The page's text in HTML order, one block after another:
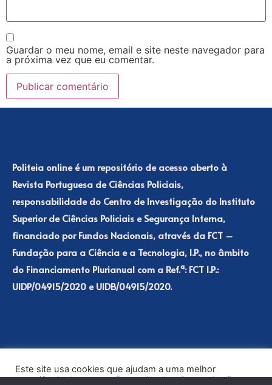
Guardar o meu nome, email e site neste navegador para
a próxima vez que eu comentar.
Politeia online é um repositório de acesso aberto à
Revista Portuguesa de Ciências Policiais,
responsabilidade do Centro de Investigação do Instituto
Superior de Ciências Policiais e Segurança Interna,
financiado por Fundos Nacionais, através da FCT –
Fundação para a Ciência e a Tecnologia, I.P., no âmbito
do Financiamento Plurianual com a Ref.ª: FCT I.P.:
UIDP/04915/2020 e UIDB/04915/2020.
Este site usa cookies que ajudam a uma melhor
experiência de navegação no site. Ao clicar no botão